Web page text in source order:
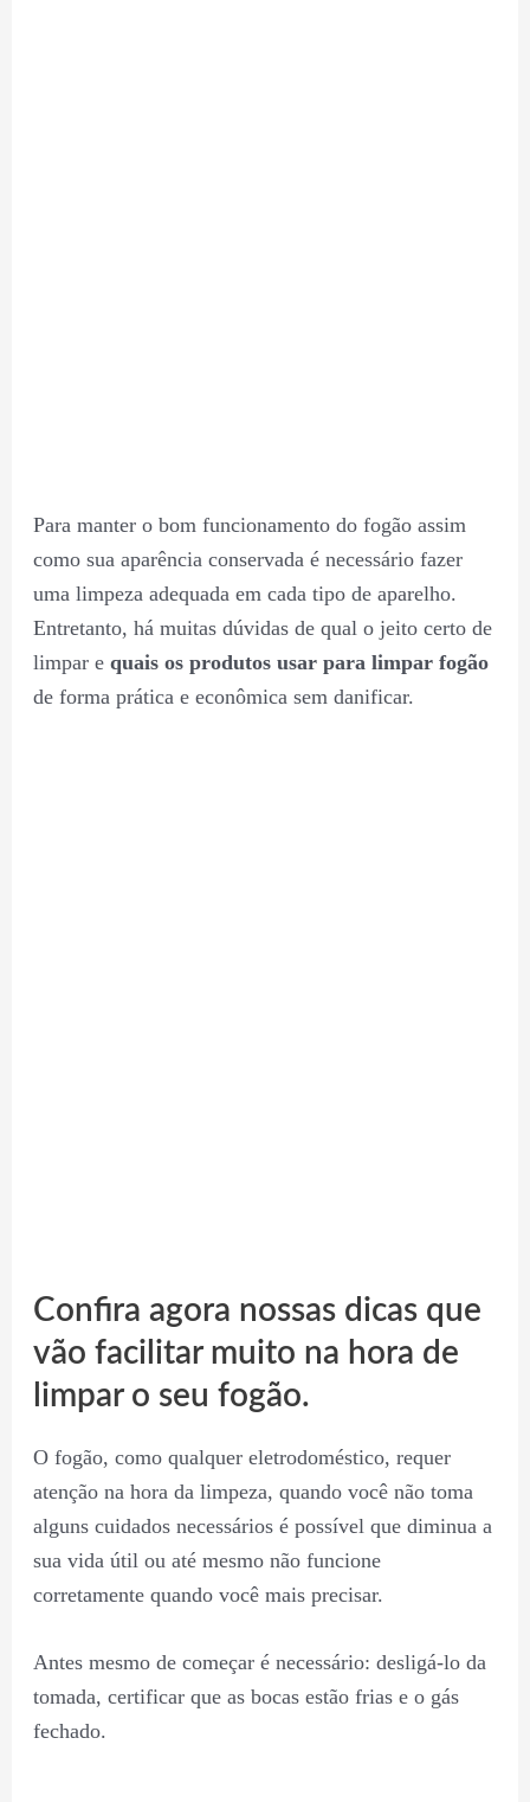
Para manter o bom funcionamento do fogão assim
como sua aparência conservada é necessário fazer
uma limpeza adequada em cada tipo de aparelho.
Entretanto, há muitas dúvidas de qual o jeito certo de
limpar e quais os produtos usar para limpar fogão
de forma prática e econômica sem danificar.
Confira agora nossas dicas que
vão facilitar muito na hora de
limpar o seu fogão.
O fogão, como qualquer eletrodoméstico, requer
atenção na hora da limpeza, quando você não toma
alguns cuidados necessários é possível que diminua a
sua vida útil ou até mesmo não funcione
corretamente quando você mais precisar.
Antes mesmo de começar é necessário: desligá-lo da
tomada, certificar que as bocas estão frias e o gás
fechado.